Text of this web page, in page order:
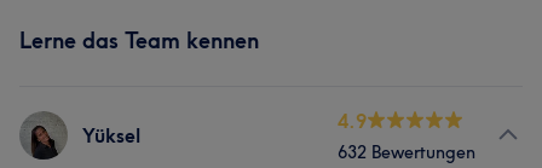
Lerne das Team kennen
Yüksel
4.9
632 Bewertungen